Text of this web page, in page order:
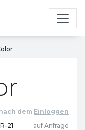
dem Einloggen
21
auf Anfrage